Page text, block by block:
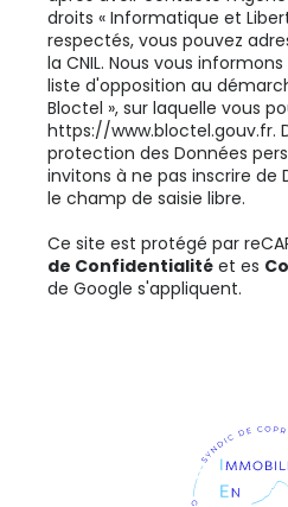
droits « Informatique et
respectés, vous pouvez
la CNIL. Nous vous
liste d'opposition au
Bloctel », sur laquelle vous
https://www.bloctel.gouv.fr.
protection des Données
invitons à ne pas inscrire de
le champ de saisie libre.
Ce site est protégé par
de Confidentialité et es
de Google s'appliquent.